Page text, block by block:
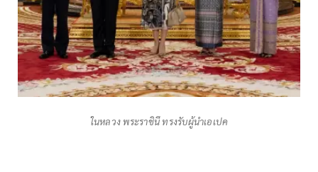
ในหลวง พระราชินี ทรงรับผู้นำเอเปค